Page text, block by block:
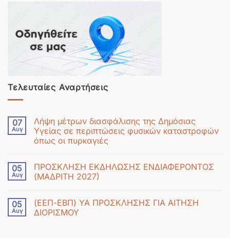
Τελευταίες Αναρτήσεις
07
Αυγ
Λήψη μέτρων διασφάλισης της Δημόσιας
Υγείας σε περιπτώσεις φυσικών καταστροφών
όπως οι πυρκαγιές
υπάρχουν
σχόλια
στο
μέτρων
διασφάλισης
05
Αυγ
ΠΡΟΣΚΛΗΣΗ ΕΚΔΗΛΩΣΗΣ ΕΝΔΙΑΦΕΡΟΝΤΟΣ
(ΜΑΔΡΙΤΗ 2027)
υπάρχουν
σχόλια
στο
05
Αυγ
(ΕΕΠ-ΕΒΠ) ΥΑ ΠΡΟΣΚΛΗΣΗΣ ΓΙΑ ΑΙΤΗΣΗ
ΔΙΟΡΙΣΜΟΥ